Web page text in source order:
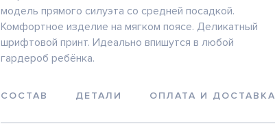
модель прямого силуэта со средней посадкой.
Комфортное изделие на мягком поясе. Деликатный
шрифтовой принт. Идеально впишутся в любой
гардероб ребёнка.
СОСТАВ ДЕТАЛИ ОПЛАТА И ДОСТАВКА